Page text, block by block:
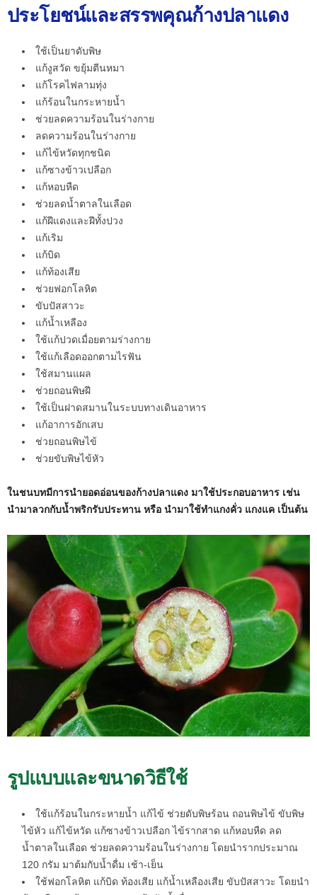
ประโยชน์และสรรพคุณก้างปลาแดง
ใช้เป็นยาดับพิษ
แก้งูสวัด ขยุ้มตีนหมา
แก้โรคไฟลามทุ่ง
แก้ร้อนในกระหายน้ำ
ช่วยลดความร้อนในร่างกาย
ลดความร้อนในร่างกาย
แก้ไข้หวัดทุกชนิด
แก้ซางข้าวเปลือก
แก้หอบหืด
ช่วยลดน้ำตาลในเลือด
แก้ฝีแดงและฝีทั้งปวง
แก้เริม
แก้บิด
แก้ท้องเสีย
ช่วยฟอกโลหิต
ขับปัสสาวะ
แก้น้ำเหลือง
ใช้แก้ปวดเมื่อยตามร่างกาย
ใช้แก้เลือดออกตามไรฟัน
ใช้สมานแผล
ช่วยถอนพิษฝี
ใช้เป็นฝาดสมานในระบบทางเดินอาหาร
แก้อาการอักเสบ
ช่วยถอนพิษไข้
ช่วยขับพิษไข้หัว
ในชนบทมีการนำยอดอ่อนของก้างปลาแดง มาใช้ประกอบอาหาร เช่น
นำมาลวกกับน้ำพริกรับประทาน หรือ นำมาใช้ทำแกงคั่ว แกงแค เป็นต้น
รูปแบบและขนาดวิธีใช้
ใช้แก้ร้อนในกระหายน้ำ แก้ไข้ ช่วยดับพิษร้อน ถอนพิษไข้ ขับพิษ
ไข้หัว แก้ไข้หวัด แก้ซางข้าวเปลือก ไข้รากสาด แก้หอบหืด ลด
น้ำตาลในเลือด ช่วยลดความร้อนในร่างกาย โดยนำรากประมาณ
120 กรัม มาต้มกับน้ำดื่ม เช้า-เย็น
ใช้ฟอกโลหิต แก้บิด ท้องเสีย แก้น้ำเหลืองเสีย ขับปัสสาวะ โดยนำ